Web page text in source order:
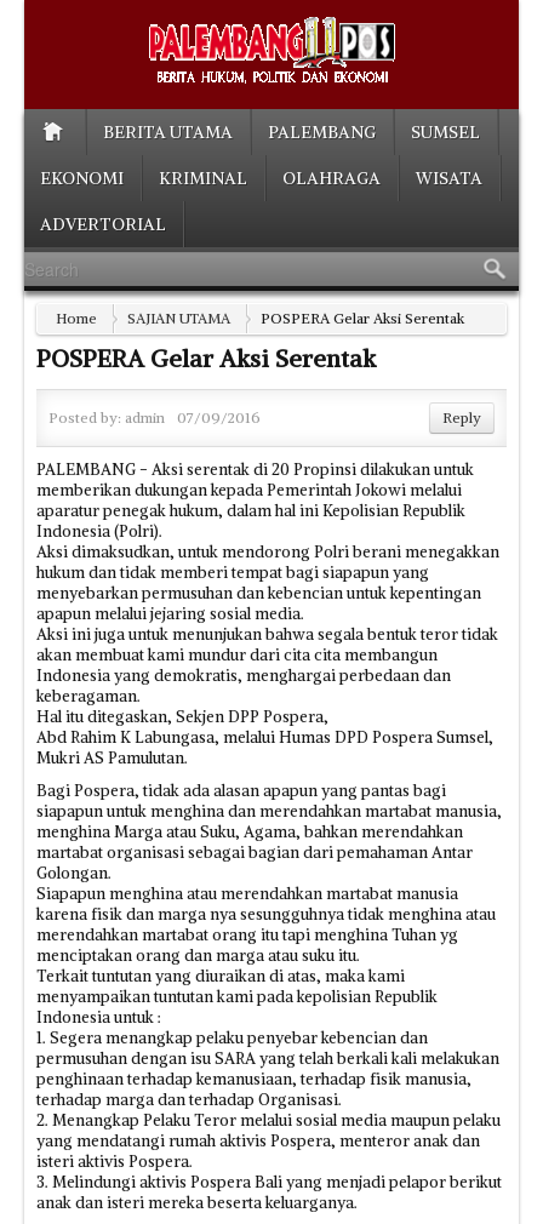
BERITA UTAMA PALEMBANG SUMSEL
EKONOMI KRIMINAL OLAHRAGA WISATA
ADVERTORIAL
Home SAJIAN UTAMA POSPERA Gelar Aksi Serentak
POSPERA Gelar Aksi Serentak
Posted by: admin 07/09/2016 Reply
PALEMBANG - Aksi serentak di 20 Propinsi dilakukan untuk
memberikan dukungan kepada Pemerintah Jokowi melalui
aparatur penegak hukum, dalam hal ini Kepolisian Republik
Indonesia (Polri).
Aksi dimaksudkan, untuk mendorong Polri berani menegakkan
hukum dan tidak memberi tempat bagi siapapun yang
menyebarkan permusuhan dan kebencian untuk kepentingan
apapun melalui jejaring sosial media.
Aksi ini juga untuk menunjukan bahwa segala bentuk teror tidak
akan membuat kami mundur dari cita cita membangun
Indonesia yang demokratis, menghargai perbedaan dan
keberagaman.
Hal itu ditegaskan, Sekjen DPP Pospera,
Abd Rahim K Labungasa, melalui Humas DPD Pospera Sumsel,
Mukri AS Pamulutan.
Bagi Pospera, tidak ada alasan apapun yang pantas bagi
siapapun untuk menghina dan merendahkan martabat manusia,
menghina Marga atau Suku, Agama, bahkan merendahkan
martabat organisasi sebagai bagian dari pemahaman Antar
Golongan.
Siapapun menghina atau merendahkan martabat manusia
karena fisik dan marga nya sesungguhnya tidak menghina atau
merendahkan martabat orang itu tapi menghina Tuhan yg
menciptakan orang dan marga atau suku itu.
Terkait tuntutan yang diuraikan di atas, maka kami
menyampaikan tuntutan kami pada kepolisian Republik
Indonesia untuk :
1. Segera menangkap pelaku penyebar kebencian dan
permusuhan dengan isu SARA yang telah berkali kali melakukan
penghinaan terhadap kemanusiaan, terhadap fisik manusia,
terhadap marga dan terhadap Organisasi.
2. Menangkap Pelaku Teror melalui sosial media maupun pelaku
yang mendatangi rumah aktivis Pospera, menteror anak dan
isteri aktivis Pospera.
3. Melindungi aktivis Pospera Bali yang menjadi pelapor berikut
anak dan isteri mereka beserta keluarganya.